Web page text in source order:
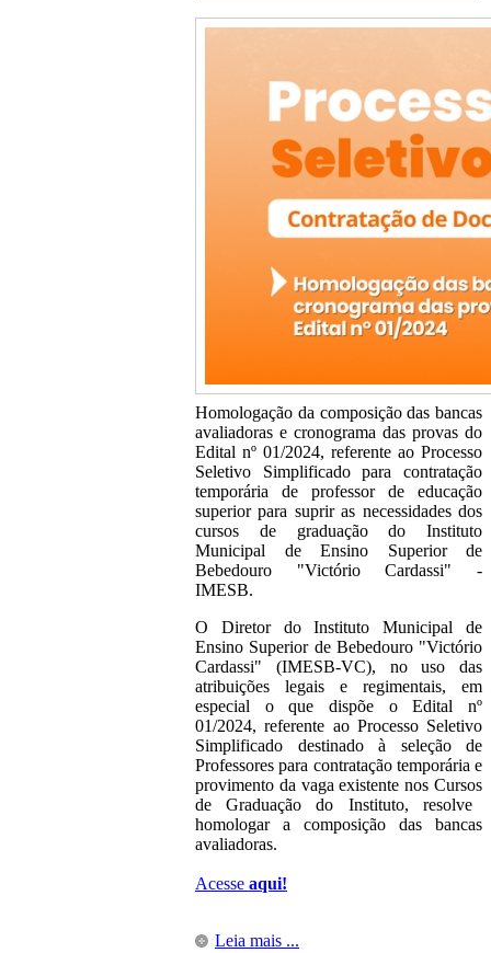
Homologação da composição das bancas
avaliadoras e cronograma das provas do
Edital nº 01/2024, referente ao Processo
Seletivo Simplificado para contratação
temporária de professor de educação
superior para suprir as necessidades dos
cursos de graduação do Instituto
Municipal de Ensino Superior de
Bebedouro "Victório Cardassi" -
IMESB.
O Diretordo Instituto Municipal de
Ensino Superior de Bebedouro "Victório
Cardassi" (IMESB-VC), no uso das
atribuições legais e regimentais, em
especial o que dispõe o Edital nº
01/2024, referente ao Processo Seletivo
Simplificado destinado à seleção de
Professores para contratação temporária e
provimento da vaga existente nos Cursos
de Graduaçãodo Instituto, resolve
homologar a composição das bancas
avaliadoras.
Acesse aqui!
Leia mais ...